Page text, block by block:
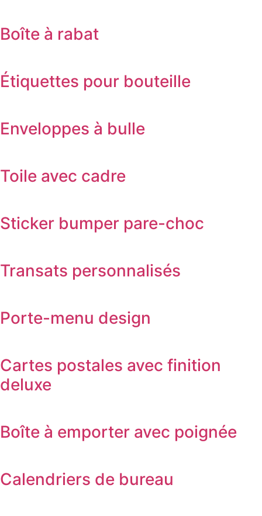
Boîte à rabat
Étiquettes pour bouteille
Enveloppes à bulle
Toile avec cadre
Sticker bumper pare-choc
Transats personnalisés
Porte-menu design
Cartes postales avec finition
deluxe
Boîte à emporter avec poignée
Calendriers de bureau